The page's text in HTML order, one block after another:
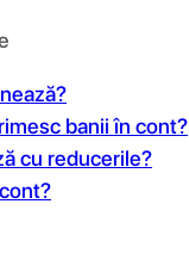
banii în cont?
cu reducerile?